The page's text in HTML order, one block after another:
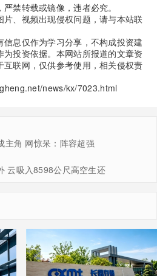
禁转载或镜像，违者必究。
、视频出现侵权问题，请与本站联
息仅作为学习分享，不构成投资建
投资依据。本网站所报道的文章资
联网，仅供参考使用，相关侵权责
news/kx/7023.html
主角 网惊呆：阵容超强
云吸入8598公尺高空生还